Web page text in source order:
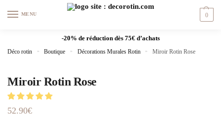
MENU 0
-20% de réduction dès 75€ d’achats
Déco rotin » Boutique » Décorations Murales Rotin » Miroir Rotin Rose
Miroir Rotin Rose
52.90€